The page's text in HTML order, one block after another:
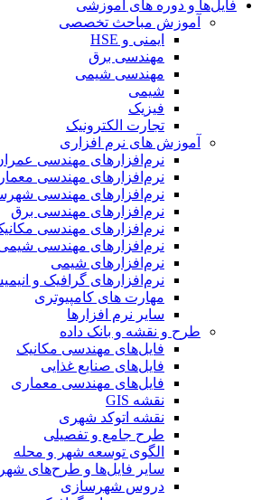
فایل‌ها و دوره های آموزشی
آموزش مباحث تخصصی
ایمنی و HSE
مهندسی برق
مهندسی شیمی
شیمی
فیزیک
تجارت الکترونیک
آموزش های نرم افزاری
نرم‌افزارهای مهندسی عمران
نرم‌افزارهای مهندسی معماری
نرم‌افزارهای مهندسی شهرسازی
نرم‌افزارهای مهندسی برق
نرم‌افزارهای مهندسی مکانیک
نرم‌افزارهای مهندسی شیمی
نرم‌افزارهای شیمی
نرم‌افزارهای گرافیک و انیمیشن
مهارت های کامپیوتری
سایر نرم افزارها
طرح و نقشه و بانک داده
فایل‌های مهندسی مکانیک
فایل‌های صنایع غذایی
فایل‌های مهندسی معماری
نقشه GIS
نقشه اتوکد شهری
طرح جامع و تفصیلی
الگوی توسعه شهر و محله
سایر فایل‌ها و طرح‌های شهری
دروس شهرسازی